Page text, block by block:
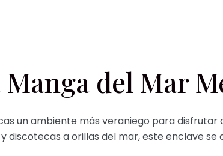
Manga del Mar
un ambiente más veraniego para
discotecas a orillas del mar, este enclave